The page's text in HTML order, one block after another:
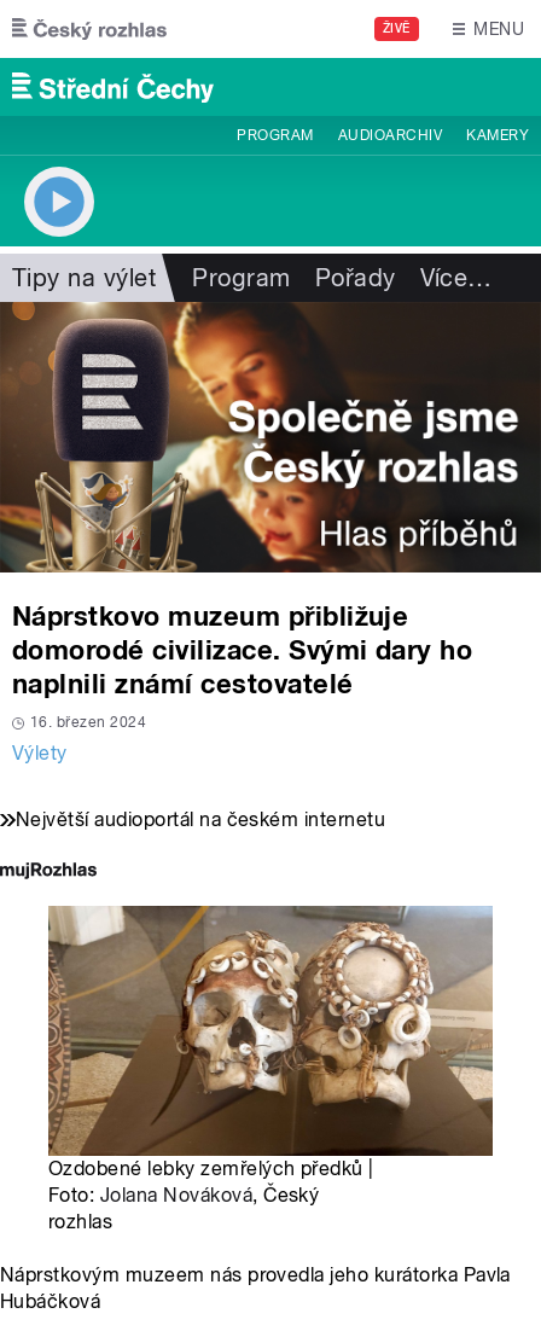
Přejít k hlavnímu obsahu
ŽIVĚ MENU
PROGRAM AUDIOARCHIV KAMERY
Tipy na výlet Program Pořady Více…
Náprstkovo muzeum přibližuje
domorodé civilizace. Svými dary ho
naplnili známí cestovatelé
16. březen 2024
Výlety
Největší audioportál na českém internetu
Ozdobené lebky zemřelých předků |
Foto: Jolana Nováková, Český
rozhlas
Náprstkovým muzeem nás provedla jeho kurátorka Pavla
Hubáčková